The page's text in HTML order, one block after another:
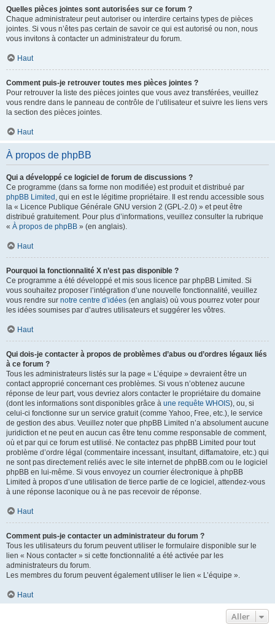
Quelles pièces jointes sont autorisées sur ce forum ?
Chaque administrateur peut autoriser ou interdire certains types de pièces
jointes. Si vous n’êtes pas certain de savoir ce qui est autorisé ou non, nous
vous invitons à contacter un administrateur du forum.
Haut
Comment puis-je retrouver toutes mes pièces jointes ?
Pour retrouver la liste des pièces jointes que vous avez transférées, veuillez
vous rendre dans le panneau de contrôle de l’utilisateur et suivre les liens vers
la section des pièces jointes.
Haut
À propos de phpBB
Qui a développé ce logiciel de forum de discussions ?
Ce programme (dans sa forme non modifiée) est produit et distribué par
phpBB Limited , qui en est le légitime propriétaire. Il est rendu accessible sous
la « Licence Publique Générale GNU version 2 (GPL-2.0) » et peut être
distribué gratuitement. Pour plus d’informations, veuillez consulter la rubrique
« À propos de phpBB » (en anglais).
Haut
Pourquoi la fonctionnalité X n’est pas disponible ?
Ce programme a été développé et mis sous licence par phpBB Limited. Si
vous souhaitez proposer l’intégration d’une nouvelle fonctionnalité, veuillez
vous rendre sur notre centre d’idées (en anglais) où vous pourrez voter pour
les idées soumises par d’autres utilisateurs et suggérer les vôtres.
Haut
Qui dois-je contacter à propos de problèmes d’abus ou d’ordres légaux liés
à ce forum ?
Tous les administrateurs listés sur la page « L’équipe » devraient être un
contact approprié concernant ces problèmes. Si vous n’obtenez aucune
réponse de leur part, vous devriez alors contacter le propriétaire du domaine
(dont les informations sont disponibles grâce à une requête WHOIS), ou, si
celui-ci fonctionne sur un service gratuit (comme Yahoo, Free, etc.), le service
de gestion des abus. Veuillez noter que phpBB Limited n’a absolument aucune
juridiction et ne peut en aucun cas être tenu comme responsable de comment,
où et par qui ce forum est utilisé. Ne contactez pas phpBB Limited pour tout
problème d’ordre légal (commentaire incessant, insultant, diffamatoire, etc.) qui
ne sont pas directement reliés avec le site internet de phpBB.com ou le logiciel
phpBB en lui-même. Si vous envoyez un courrier électronique à phpBB
Limited à propos d’une utilisation de tierce partie de ce logiciel, attendez-vous
à une réponse laconique ou à ne pas recevoir de réponse.
Haut
Comment puis-je contacter un administrateur du forum ?
Tous les utilisateurs du forum peuvent utiliser le formulaire disponible sur le
lien « Nous contacter » si cette fonctionnalité a été activée par les
administrateurs du forum.
Les membres du forum peuvent également utiliser le lien « L’équipe ».
Haut
Aller